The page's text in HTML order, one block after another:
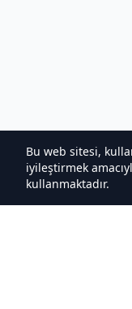
Bu web sitesi,
iyileştirmek
kullanmaktadır.